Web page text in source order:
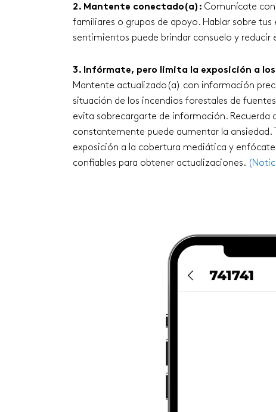
2. Mantente conectado(a): Comunícate
familiares o grupos de apoyo. Hablar sobre tus
sentimientos puede brindar consuelo y reducir
3. Infórmate, pero limita la exposición a
Mantente actualizado(a) con información
situación de los incendios forestales de
evita sobrecargarte de información. Recuerda
constantemente puede aumentar la ansiedad.
exposición a la cobertura mediática y
confiables para obtener actualizaciones.